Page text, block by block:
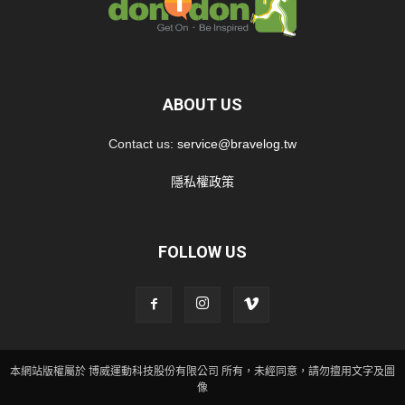
ABOUT US
Contact us: service@bravelog.tw
隱私權政策
FOLLOW US
本網站版權屬於 博威運動科技股份有限公司 所有，未經同意，請勿擅用文字及圖
像